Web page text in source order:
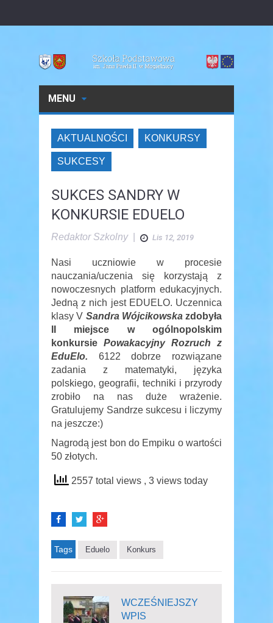
MENU
AKTUALNOŚCI KONKURSY
SUKCESY
SUKCES SANDRY W
KONKURSIE EDUELO
Redaktor Szkolny| Lis 12, 2019
Nasi uczniowie w procesie
nauczania/uczenia się korzystają z
nowoczesnych platform edukacyjnych.
Jedną z nich jest EDUELO. Uczennica
klasy V Sandra Wójcikowskazdobyła
II miejsce w ogólnopolskim
konkursie Powakacyjny Rozruch z
EduElo. 6122 dobrze rozwiązane
zadania z matematyki, języka
polskiego, geografii, techniki i przyrody
zrobiło na nas duże wrażenie.
Gratulujemy Sandrze sukcesu i liczymy
na jeszcze:)
Nagrodą jest bon do Empiku o wartości
50 złotych.
2557 total views , 3 views today
Tags Eduelo Konkurs
WCZEŚNIEJSZY
WPIS